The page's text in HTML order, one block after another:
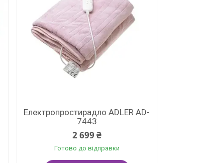
Електропростирадло ADLER AD-
7443
2 699 ₴
Готово до відправки